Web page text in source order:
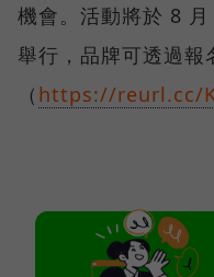
機會。活動將於 8
舉行，品牌可透過報
（ https://reurl.cc/